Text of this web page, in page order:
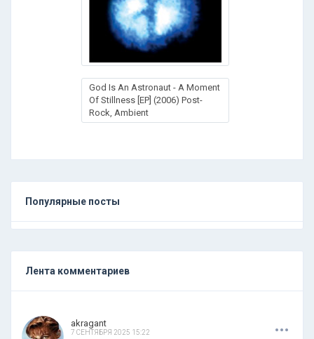
God Is An Astronaut - A Moment
Of Stillness [EP] (2006) Post-
Rock, Ambient
Популярные посты
Лента комментариев
akragant
7 СЕНТЯБРЯ 2025 15:22 ...